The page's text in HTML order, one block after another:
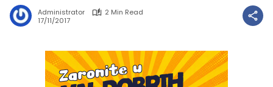
Administrator
2 Min Read
17/11/2017